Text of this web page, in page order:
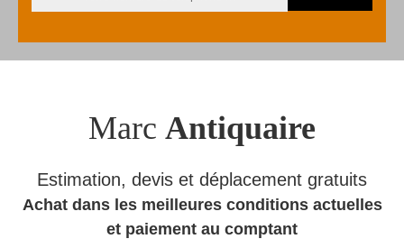
Marc Antiquaire
Estimation, devis et déplacement gratuits
Achat dans les meilleures conditions actuelles
et paiement au comptant